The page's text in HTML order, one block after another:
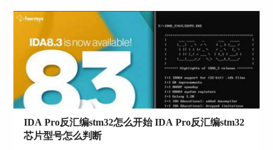
IDA可以根据数据到代码的引用创建函数，也会自
动创建函数尾块、分析控制流和交叉引用。要是这
些分析结果不完整，导出地址跳过去就可能像是落
在数据上、落在半截代码上，或者只是个未定义位
置。遇到这种情况，重点不是先怀疑导出表，而是
先看数据库分析状态。
4、如果只是某一段看着怪不一定真是地址错了
这也是高频误判。因为导出项可能是数据，也可能
Exports、Imports、Functions、Names、Strings这些视图单独
列出来，而新版发行说明还提到，IDA会在exports和entry
points列表里区分主入口点。这说明DLL分析本来就不该只
盯伪代码窗口，而是要先从PE结构相关视图切进去。...
IDA Pro反汇编stm32怎么开始 IDA Pro反汇编stm32
芯片型号怎么判断